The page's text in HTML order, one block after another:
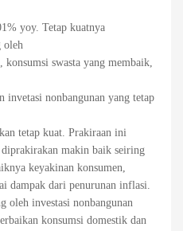
yoy. Tetap kuatnya
oleh
swasta yang membaik,
nonbangunan yang tetap
tetap kuat. Prakiraan ini
makin baik seiring
keyakinan konsumen,
dampak dari penurunan inflasi.
oleh investasi nonbangunan
konsumsi domestik dan